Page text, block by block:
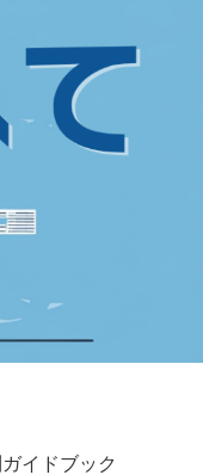
イドブック